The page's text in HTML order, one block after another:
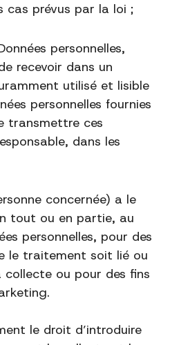
cas prévus par la loi ;
personnelles,
recevoir dans un
utilisé et lisible
personnelles fournies
transmettre ces
dans les
concernée) a le
tout ou en partie, au
personnelles, pour des
le traitement soit lié ou
ou pour des fins
le droit d’introduire